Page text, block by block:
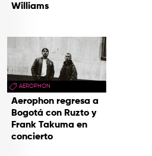
Williams
AEROPHON
Aerophon regresa a
Bogotá con Ruzto y
Frank Takuma en
concierto